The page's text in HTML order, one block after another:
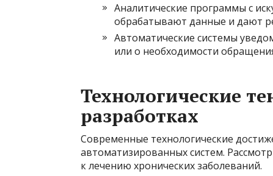
Аналитические программы с
обрабатывают данные и дают
Автоматические системы
или о необходимости
Технологические
разработках
Современные технологические
автоматизированных систем.
к лечению хронических заболеваний.